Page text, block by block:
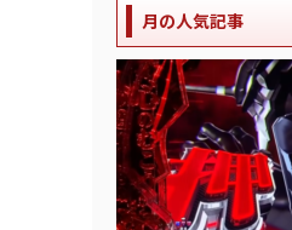
月の人気記事